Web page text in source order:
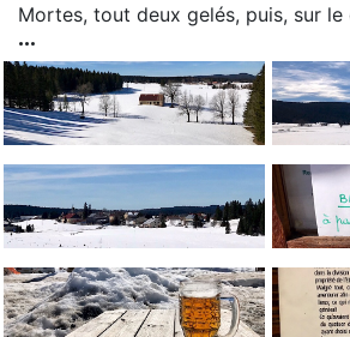
Mortes, tout deux gelés, puis, sur le